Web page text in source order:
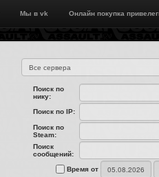
Мы в vk Онлайн покупка
Поиск по
нику:
Поиск по IP:
Поиск по
Steam:
Поиск
сообщений:
Время от